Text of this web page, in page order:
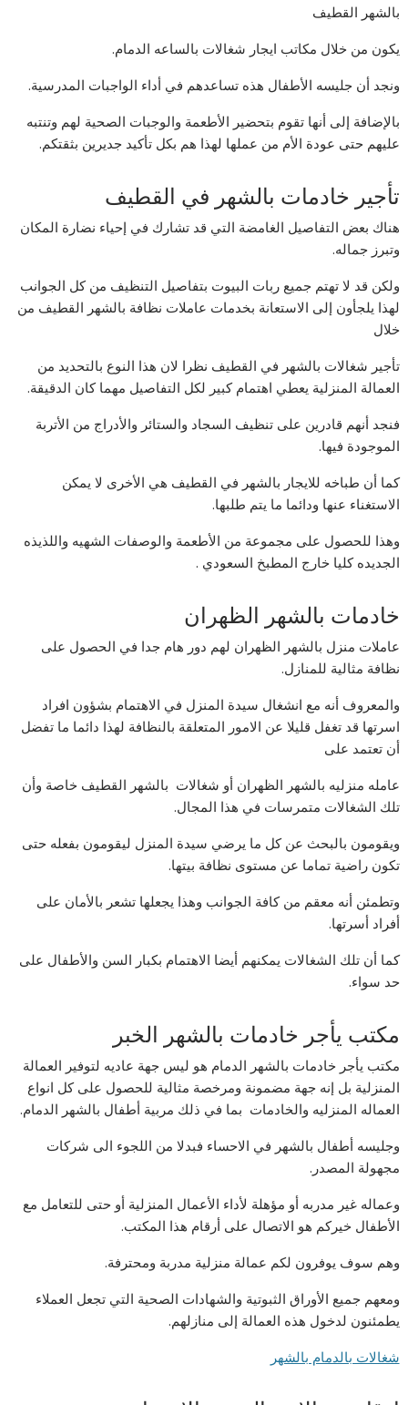
بالشهر القطيف
يكون من خلال مكاتب ايجار شغالات بالساعه الدمام.
ونجد أن جليسه الأطفال هذه تساعدهم في أداء الواجبات المدرسية.
بالإضافة إلى أنها تقوم بتحضير الأطعمة والوجبات الصحية لهم وتنتبه
عليهم حتى عودة الأم من عملها لهذا هم بكل تأكيد جديرين بثقتكم.
تأجير خادمات بالشهر في القطيف
هناك بعض التفاصيل الغامضة التي قد تشارك في إحياء نضارة المكان
وتبرز جماله.
ولكن قد لا تهتم جميع ربات البيوت بتفاصيل التنظيف من كل الجوانب
لهذا يلجأون إلى الاستعانة بخدمات عاملات نظافة بالشهر القطيف من
خلال
تأجير شغالات بالشهر في القطيف نظرا لان هذا النوع بالتحديد من
العمالة المنزلية يعطي اهتمام كبير لكل التفاصيل مهما كان الدقيقة.
فنجد أنهم قادرين على تنظيف السجاد والستائر والأدراج من الأتربة
الموجودة فيها.
كما أن طباخه للايجار بالشهر في القطيف هي الأخرى لا يمكن
الاستغناء عنها ودائما ما يتم طلبها.
وهذا للحصول على مجموعة من الأطعمة والوصفات الشهيه واللذيذه
الجديده كليا خارج المطبخ السعودي .
خادمات بالشهر الظهران
عاملات منزل بالشهر الظهران لهم دور هام جدا في الحصول على
نظافة مثالية للمنازل.
والمعروف أنه مع انشغال سيدة المنزل في الاهتمام بشؤون افراد
اسرتها قد تغفل قليلا عن الامور المتعلقة بالنظافة لهذا دائما ما تفضل
أن تعتمد على
عامله منزليه بالشهر الظهران أو شغالات بالشهر القطيف خاصة وأن
تلك الشغالات متمرسات في هذا المجال.
ويقومون بالبحث عن كل ما يرضي سيدة المنزل ليقومون بفعله حتى
تكون راضية تماما عن مستوى نظافة بيتها.
وتطمئن أنه معقم من كافة الجوانب وهذا يجعلها تشعر بالأمان على
أفراد أسرتها.
كما أن تلك الشغالات يمكنهم أيضا الاهتمام بكبار السن والأطفال على
حد سواء.
مكتب يأجر خادمات بالشهر الخبر
مكتب يأجر خادمات بالشهر الدمام هو ليس جهة عاديه لتوفير العمالة
المنزلية بل إنه جهة مضمونة ومرخصة مثالية للحصول على كل انواع
العماله المنزليه والخادمات بما في ذلك مربية أطفال بالشهر الدمام.
وجليسه أطفال بالشهر في الاحساء فبدلا من اللجوء الى شركات
مجهولة المصدر.
وعماله غير مدربه أو مؤهلة لأداء الأعمال المنزلية أو حتى للتعامل مع
الأطفال خيركم هو الاتصال على أرقام هذا المكتب.
وهم سوف يوفرون لكم عمالة منزلية مدربة ومحترفة.
ومعهم جميع الأوراق الثبوتية والشهادات الصحية التي تجعل العملاء
يطمئنون لدخول هذه العمالة إلى منازلهم.
شغالات بالدمام بالشهر